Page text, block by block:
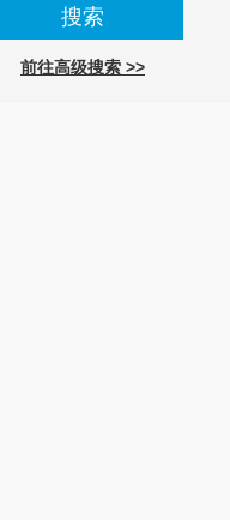
前往高级搜索 >>